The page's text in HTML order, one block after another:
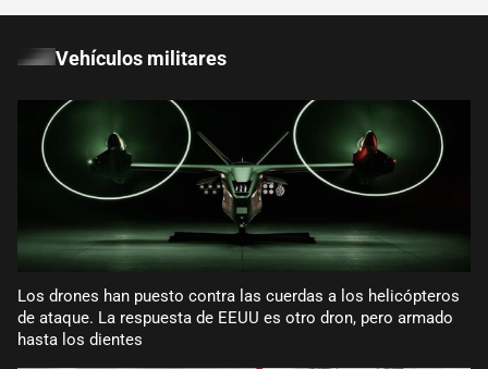
Vehículos militares
Los drones han puesto contra las cuerdas a los helicópteros
de ataque. La respuesta de EEUU es otro dron, pero armado
hasta los dientes